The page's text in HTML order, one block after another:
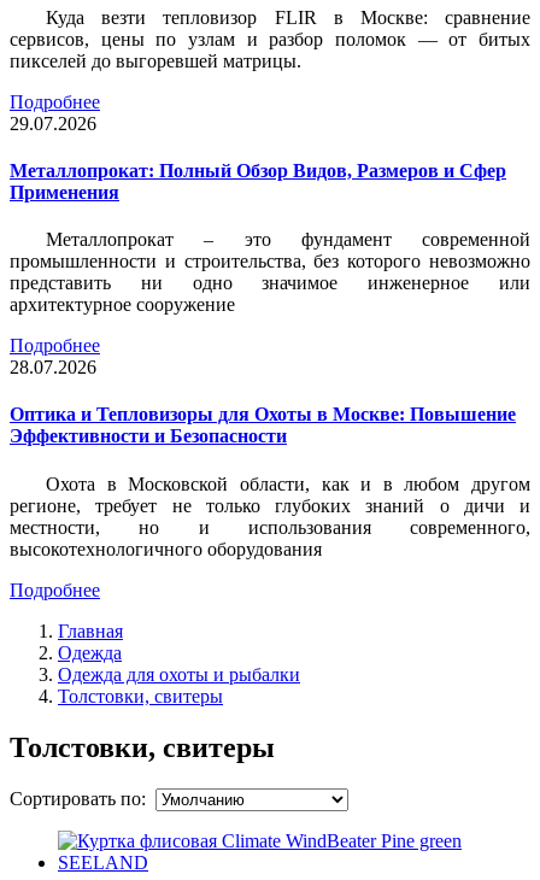
Куда везти тепловизор FLIR в Москве: сравнение
сервисов, цены по узлам и разбор поломок — от битых
пикселей до выгоревшей матрицы.
Подробнее
29.07.2026
Металлопрокат: Полный Обзор Видов, Размеров и Сфер
Применения
Металлопрокат – это фундамент современной
промышленности и строительства, без которого невозможно
представить ни одно значимое инженерное или
архитектурное сооружение
Подробнее
28.07.2026
Оптика и Тепловизоры для Охоты в Москве: Повышение
Эффективности и Безопасности
Охота в Московской области, как и в любом другом
регионе, требует не только глубоких знаний о дичи и
местности, но и использования современного,
высокотехнологичного оборудования
Подробнее
Главная
Одежда
Одежда для охоты и рыбалки
Толстовки, свитеры
Толстовки, свитеры
Сортировать по: